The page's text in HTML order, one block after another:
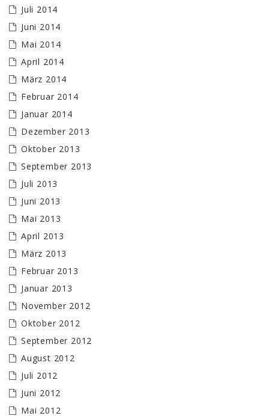
Juli 2014
Juni 2014
Mai 2014
April 2014
März 2014
Februar 2014
Januar 2014
Dezember 2013
Oktober 2013
September 2013
Juli 2013
Juni 2013
Mai 2013
April 2013
März 2013
Februar 2013
Januar 2013
November 2012
Oktober 2012
September 2012
August 2012
Juli 2012
Juni 2012
Mai 2012